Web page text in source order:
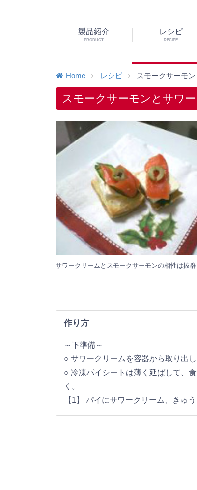
製品紹介
PRODUCT
レシピ
RECIPE
Home レシピ スモークサーモ
スモークサーモンとサワ
サワークリームとスモークサーモンの相性は抜群
作り方
～下準備～
○ サワークリームを容器から取り出
○ 冷凍パイシートは薄く延ばして、
く。
【1】 パイにサワークリーム、きゅ